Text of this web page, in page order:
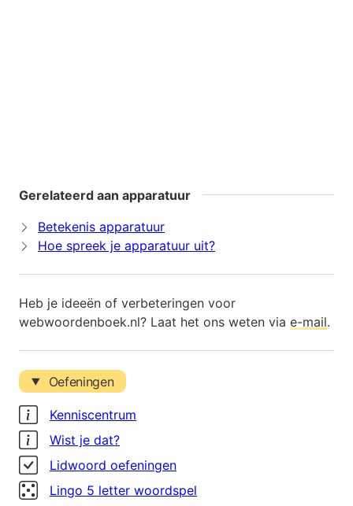
Gerelateerd aan apparatuur
Betekenis apparatuur
Hoe spreek je apparatuur uit?
Heb je ideeën of verbeteringen voor
webwoordenboek.nl? Laat het ons weten via e-mail.
Oefeningen
Kenniscentrum
Wist je dat?
Lidwoord oefeningen
Lingo 5 letter woordspel